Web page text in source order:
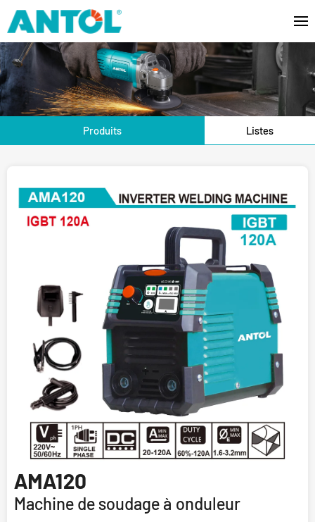
Produits Listes
AMA120
Machine de soudage à onduleur